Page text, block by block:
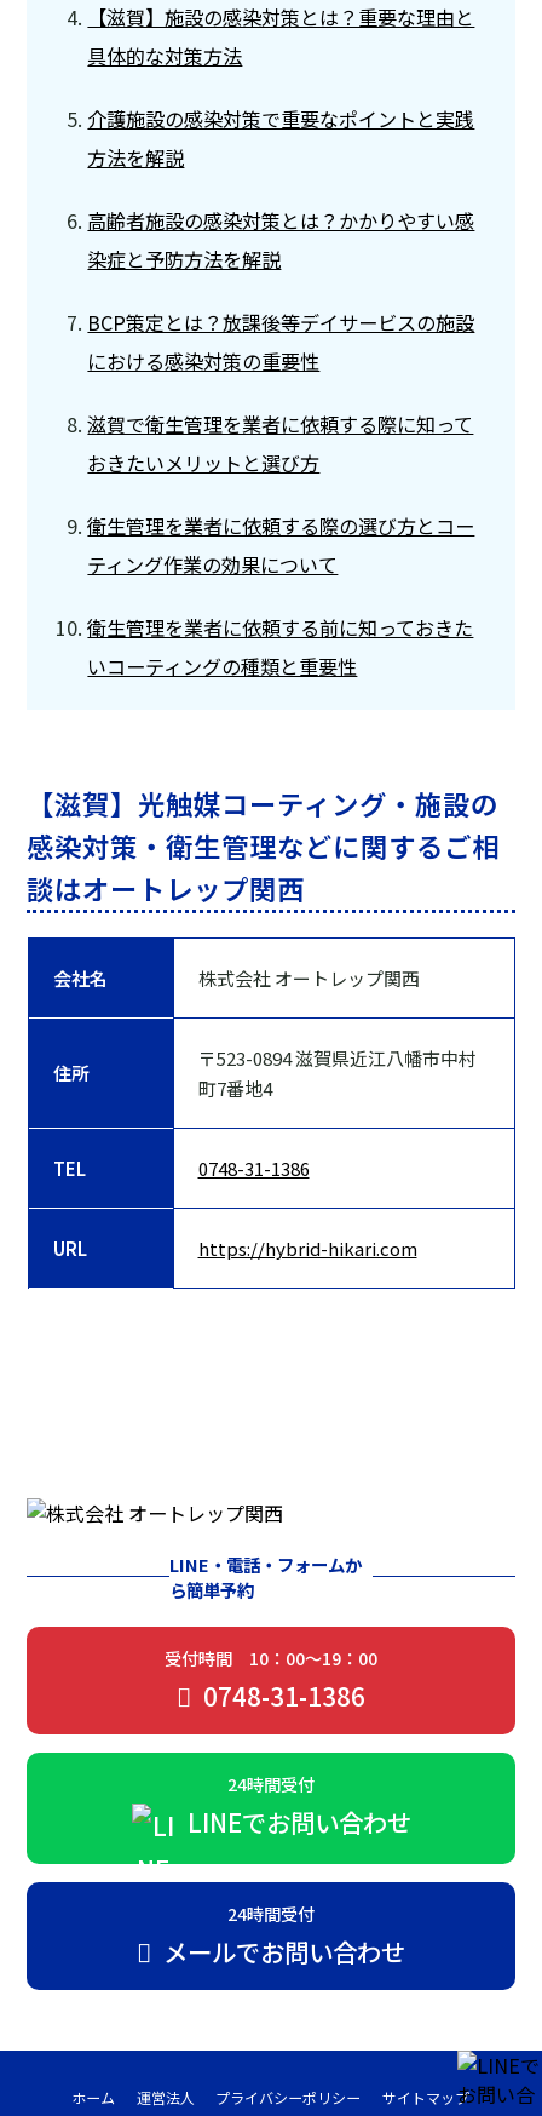
【滋賀】施設の感染対策とは？重要な理由と
具体的な対策方法
介護施設の感染対策で重要なポイントと実践
方法を解説
高齢者施設の感染対策とは？かかりやすい感
染症と予防方法を解説
BCP策定とは？放課後等デイサービスの施設
における感染対策の重要性
滋賀で衛生管理を業者に依頼する際に知って
おきたいメリットと選び方
衛生管理を業者に依頼する際の選び方とコー
ティング作業の効果について
衛生管理を業者に依頼する前に知っておきた
いコーティングの種類と重要性
【滋賀】光触媒コーティング・施設の
感染対策・衛生管理などに関するご相
談はオートレップ関西
会社名 株式会社 オートレップ関西
住所
〒523-0894 滋賀県近江八幡市中村
町7番地4
TEL 0748-31-1386
URL https://hybrid-hikari.com
LINE・電話・フォームか
ら簡単予約
受付時間 10：00～19：00
0748-31-1386
24時間受付
LINEでお問い合わせ
24時間受付
メールでお問い合わせ
ホーム 運営法人 プライバシーポリシー サイトマップ